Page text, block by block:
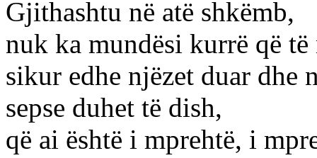
Gjithashtu në atë shkëmb,
nuk ka mundësi kurrë që
sikur edhe njëzet duar dhe
sepse duhet të dish,
që ai është i mprehtë, i